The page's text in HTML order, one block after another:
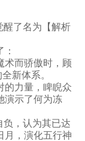
醒了名为【解析
术而骄傲时，顾
新体系。
的力量，睥睨众
示了何为冻
负，认为其已达
，演化五行神